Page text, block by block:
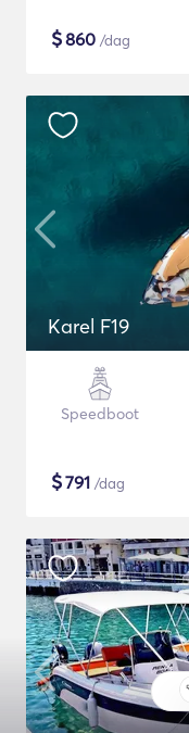
$860 /dag
Karel F19
Speedboot
$791 /dag